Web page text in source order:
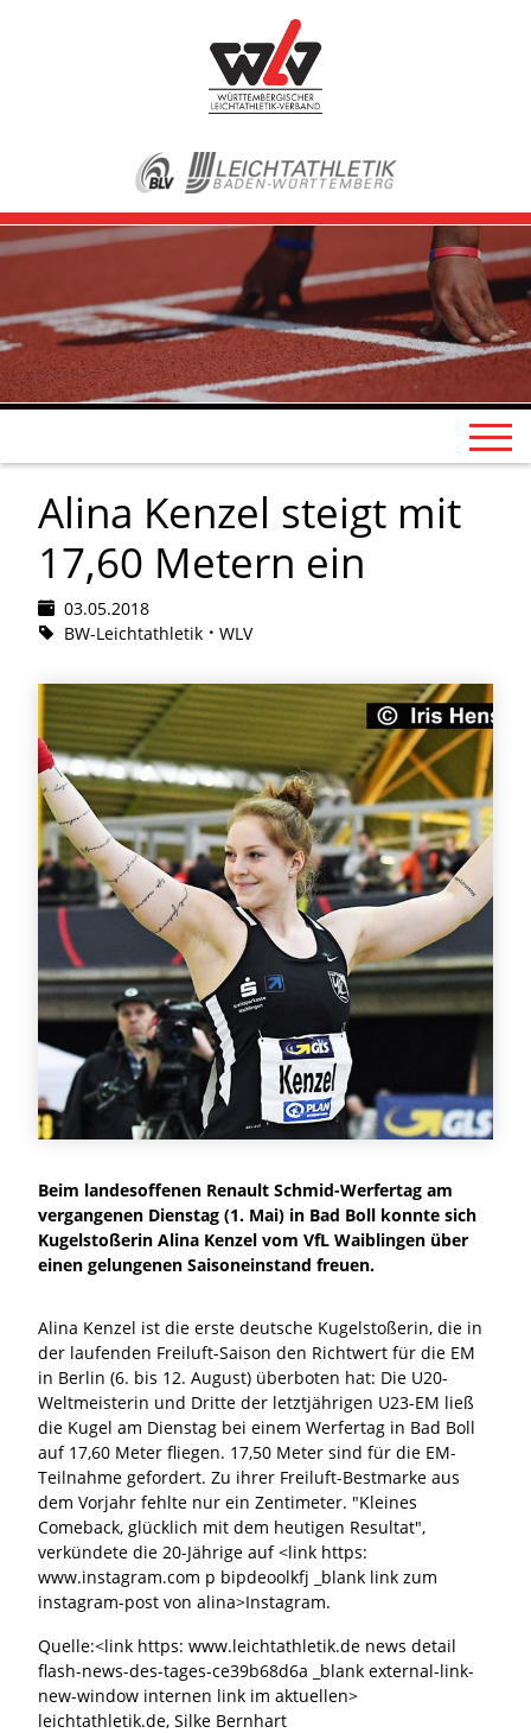
Alina Kenzel steigt mit
17,60 Metern ein
03.05.2018
BW-Leichtathletik
WLV
Beim landesoffenen Renault Schmid-Werfertag am
vergangenen Dienstag (1. Mai) in Bad Boll konnte sich
Kugelstoßerin Alina Kenzel vom VfL Waiblingen über
einen gelungenen Saisoneinstand freuen.
Alina Kenzel ist die erste deutsche Kugelstoßerin, die in
der laufenden Freiluft-Saison den Richtwert für die EM
in Berlin (6. bis 12. August) überboten hat: Die U20-
Weltmeisterin und Dritte der letztjährigen U23-EM ließ
die Kugel am Dienstag bei einem Werfertag in Bad Boll
auf 17,60 Meter fliegen. 17,50 Meter sind für die EM-
Teilnahme gefordert. Zu ihrer Freiluft-Bestmarke aus
dem Vorjahr fehlte nur ein Zentimeter. "Kleines
Comeback, glücklich mit dem heutigen Resultat",
verkündete die 20-Jährige auf <link https:
www.instagram.com p bipdeoolkfj _blank link zum
instagram-post von alina>Instagram.
Quelle:<link https: www.leichtathletik.de news detail
flash-news-des-tages-ce39b68d6a _blank external-link-
new-window internen link im aktuellen>
leichtathletik.de, Silke Bernhart